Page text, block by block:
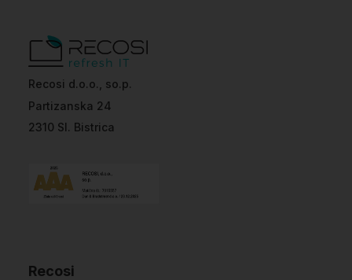
Recosi d.o.o., so.p.
Partizanska 24
2310 Sl. Bistrica
Recosi